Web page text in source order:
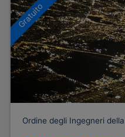
Gratuito
Ordine degli Ingegneri